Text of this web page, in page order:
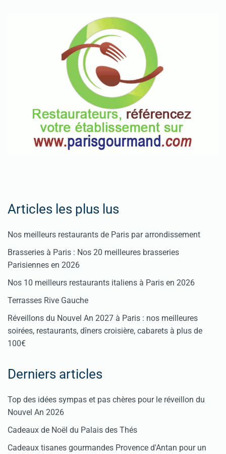
Articles les plus lus
Nos meilleurs restaurants de Paris par arrondissement
Brasseries à Paris : Nos 20 meilleures brasseries
Parisiennes en 2026
Nos 10 meilleurs restaurants italiens à Paris en 2026
Terrasses Rive Gauche
Réveillons du Nouvel An 2027 à Paris : nos meilleures
soirées, restaurants, dîners croisière, cabarets à plus de
100€
Derniers articles
Top des idées sympas et pas chères pour le réveillon du
Nouvel An 2026
Cadeaux de Noël du Palais des Thés
Cadeaux tisanes gourmandes Provence d'Antan pour un